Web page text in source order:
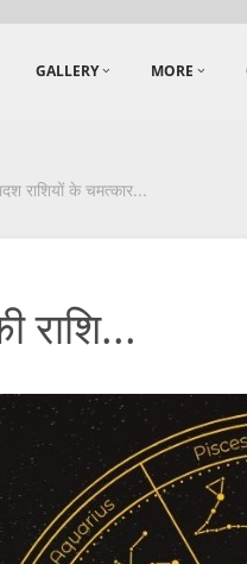
GALLERY MORE
राशियों के चमत्कार...
राशि...